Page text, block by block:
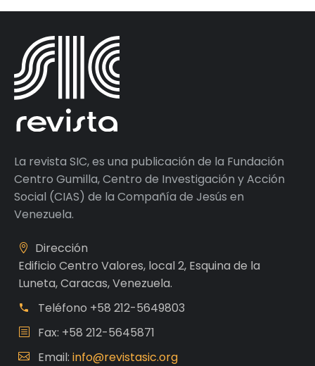
La revista SIC, es una publicación de la Fundación
Centro Gumilla, Centro de Investigación y Acción
Social (CIAS) de la Compañía de Jesús en
Venezuela.
Dirección
Edificio Centro Valores, local 2, Esquina de la
Luneta, Caracas, Venezuela.
Teléfono +58 212-5649803
Fax: +58 212-5645871
Email: info@revistasic.org